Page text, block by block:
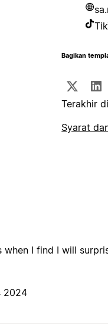
Bagikan
Terakhir
Syarat
I find I will
2024